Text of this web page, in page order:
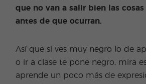
que no van a salir bien las
antes de que ocurran.
Así que si ves muy negro lo de
o ir a clase te pone negro, mira
aprende un poco más de